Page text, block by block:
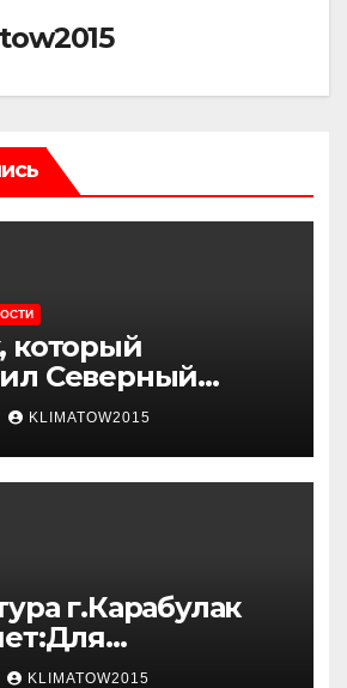
который
Северный
KLIMATOW2015
г.Карабулак
и
KLIMATOW2015